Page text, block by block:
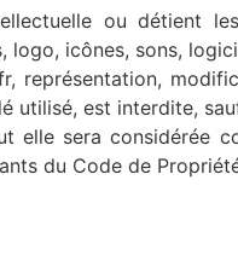
ou détient
logo, icônes, sons,
représentation,
utilisé, est interdite,
elle sera considérée
du Code de